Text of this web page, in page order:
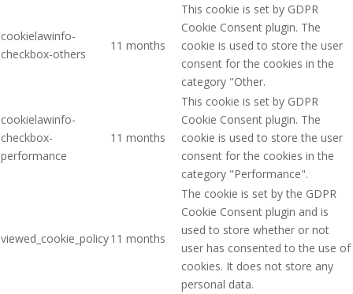
cookielawinfo-
checkbox-others
11 months
This cookie is set by GDPR
Cookie Consent plugin. The
cookie is used to store the user
consent for the cookies in the
category "Other.
cookielawinfo-
checkbox-
performance
11 months
This cookie is set by GDPR
Cookie Consent plugin. The
cookie is used to store the user
consent for the cookies in the
category "Performance".
viewed_cookie_policy11 months
The cookie is set by the GDPR
Cookie Consent plugin and is
used to store whether or not
user has consented to the use of
cookies. It does not store any
personal data.